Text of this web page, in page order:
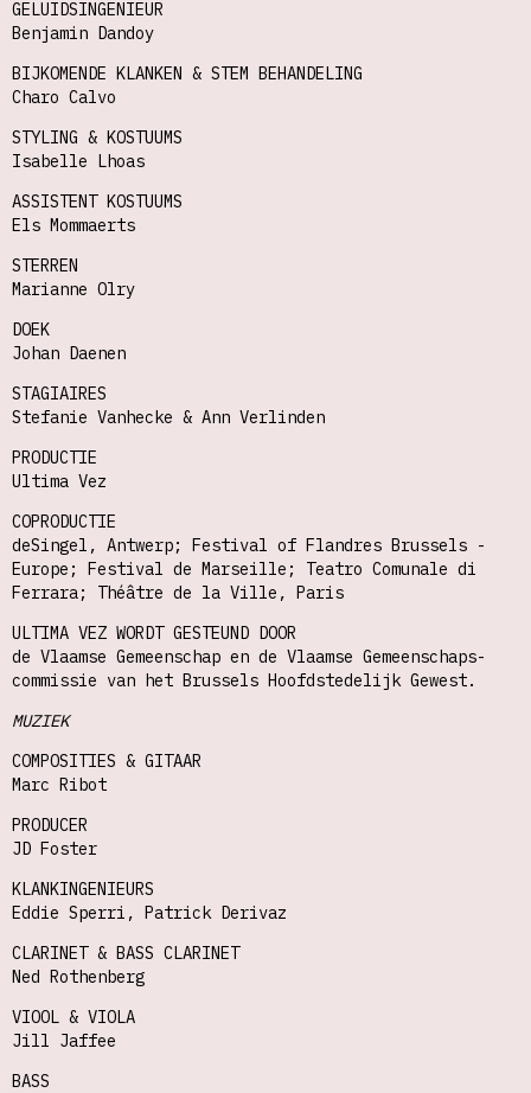
GELUIDSINGENIEUR
Benjamin Dandoy
BIJKOMENDE KLANKEN & STEM BEHANDELING
Charo Calvo
STYLING & KOSTUUMS
Isabelle Lhoas
ASSISTENT KOSTUUMS
Els Mommaerts
STERREN
Marianne Olry
DOEK
Johan Daenen
STAGIAIRES
Stefanie Vanhecke & Ann Verlinden
PRODUCTIE
Ultima Vez
COPRODUCTIE
deSingel, Antwerp; Festival of Flandres Brussels -
Europe; Festival de Marseille; Teatro Comunale di
Ferrara; Théâtre de la Ville, Paris
ULTIMA VEZ WORDT GESTEUND DOOR
de Vlaamse Gemeenschap en de Vlaamse Gemeenschaps-
commissie van het Brussels Hoofdstedelijk Gewest.
MUZIEK
COMPOSITIES & GITAAR
Marc Ribot
PRODUCER
JD Foster
KLANKINGENIEURS
Eddie Sperri, Patrick Derivaz
CLARINET & BASS CLARINET
Ned Rothenberg
VIOOL & VIOLA
Jill Jaffee
BASS